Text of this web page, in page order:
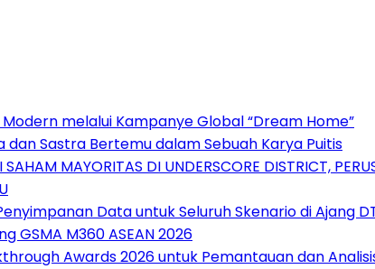
melalui Kampanye Global “Dream Home”
dan Sastra Bertemu dalam Sebuah Karya Puitis
MAYORITAS DI UNDERSCORE DISTRICT,
Data untuk Seluruh Skenario di Ajang
GSMA M360 ASEAN 2026
Awards 2026 untuk Pemantauan dan